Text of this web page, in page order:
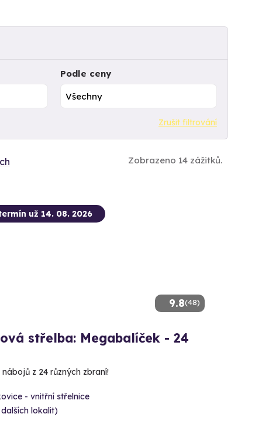
Podle ceny
Zrušit filtrování
Zobrazeno 14 zážitků.
9.8(48)
už 14. 08. 2026
střelba: Megabalíček - 24
z 24 různých zbraní!
- vnitřní střelnice
lokalit)